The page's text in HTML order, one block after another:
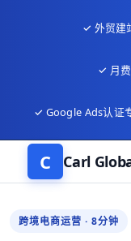
✓ 外贸建
✓ 月
✓ Google Ads认证
C Carl
跨境电商运营 · 8分钟